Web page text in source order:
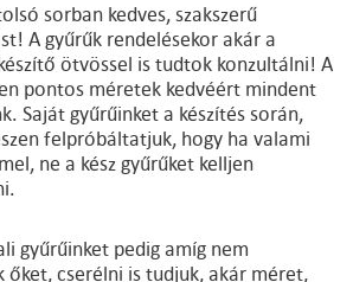
sorban kedves, szakszerű
A gyűrűk rendelésekor akár a
ötvössel is tudtok konzultálni! A
pontos méretek kedvéért mindent
Saját gyűrűinket a készítés során,
felpróbáltatjuk, hogy ha valami
ne a kész gyűrűket kelljen
gyűrűinket pedig amíg nem
őket, cserélni is tudjuk, akár méret,